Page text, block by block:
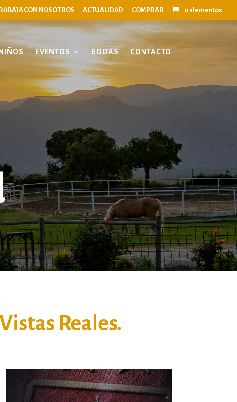
CON NOSOTROS ACTUALIDAD COMPRAR 0 elementos
NIÑOS EVENTOS BODAS CONTACTO
Reales.